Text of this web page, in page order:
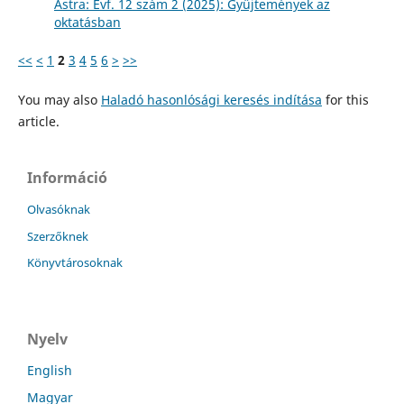
Astra: Évf. 12 szám 2 (2025): Gyűjtemények az
oktatásban
<< < 1 2 3 4 5 6 > >>
You may also Haladó hasonlósági keresés indítása for this
article.
Információ
Olvasóknak
Szerzőknek
Könyvtárosoknak
Nyelv
English
Magyar